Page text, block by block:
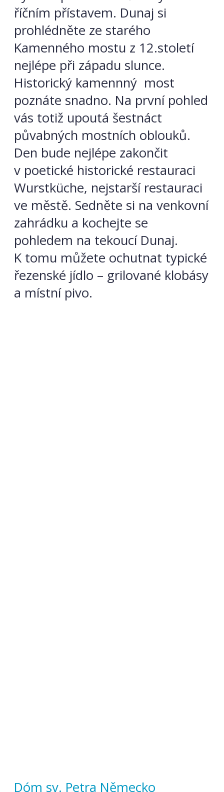
říčním přístavem. Dunaj si
prohlédněte ze starého
Kamenného mostu z 12.století
nejlépe při západu slunce.
Historický kamennný most
poznáte snadno. Na první pohled
vás totiž upoutá šestnáct
půvabných mostních oblouků.
Den bude nejlépe zakončit
v poetické historické restauraci
Wurstküche, nejstarší restauraci
ve městě. Sedněte si na venkovní
zahrádku a kochejte se
pohledem na tekoucí Dunaj.
K tomu můžete ochutnat typické
řezenské jídlo – grilované klobásy
a místní pivo.
Dóm sv. Petra Německo